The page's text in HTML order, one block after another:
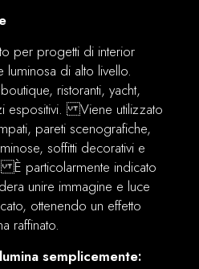
per progetti di interior
luminosa di alto livello.
ristoranti, yacht,
espositivi. Viene utilizzato
pareti scenografiche,
soffitti decorativi e
È particolarmente indicato
unire immagine e luce
ottenendo un effetto
raffinato.
semplicemente: